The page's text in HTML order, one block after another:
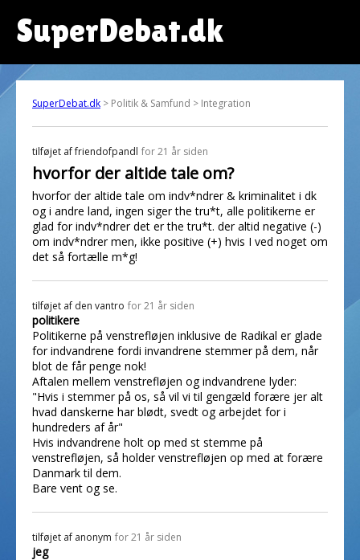
SuperDebat.dk
SuperDebat.dk > Politik & Samfund > Integration
tilføjet affriendofpandl for 21 år siden
hvorfor der altide tale om?
hvorfor der altide tale om indv*ndrer & kriminalitet i dk
og i andre land, ingen siger the tru*t, alle politikerne er
glad for indv*ndrer det er the tru*t. der altid negative (-)
om indv*ndrer men, ikke positive (+) hvis I ved noget om
det så fortælle m*g!
tilføjet af den vantro for 21 år siden
politikere
Politikerne på venstrefløjen inklusive de Radikal er glade
for indvandrene fordi invandrene stemmer på dem, når
blot de får penge nok!
Aftalen mellem venstrefløjen og indvandrene lyder:
"Hvis i stemmer på os, så vil vi til gengæld forære jer alt
hvad danskerne har blødt, svedt og arbejdet for i
hundreders af år"
Hvis indvandrene holt op med st stemme på
venstrefløjen, så holder venstrefløjen op med at forære
Danmark til dem.
Bare vent og se.
tilføjet af anonym for 21 år siden
jeg